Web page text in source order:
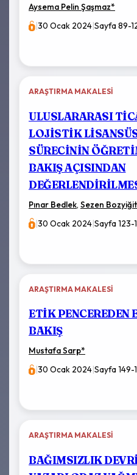
Aysema Pelin Şaşmaz*
|30 Ocak 2024|Sayfa 89-
ARAŞTIRMA MAKALESI
ULUSLARARASI
LOJİSTİK
SÜRECİNİN
BAKIŞ AÇISINDAN
Pınar Bedlek, Sezen Bozyiğit
|30 Ocak 2024|Sayfa 123-
ARAŞTIRMA MAKALESI
ETİK PENCEREDEN
BAKIŞ
Mustafa Sarp*
|30 Ocak 2024|Sayfa 149-
ARAŞTIRMA MAKALESI
BAĞIMSIZLIK